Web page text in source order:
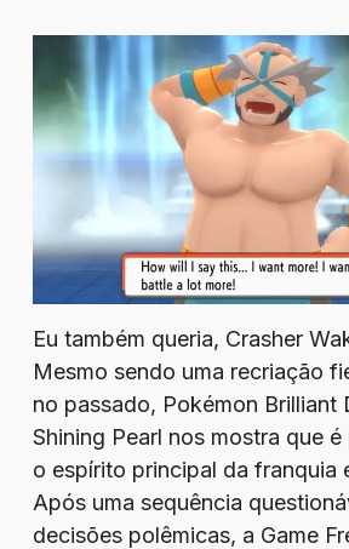
Eu também queria, Crasher
Mesmo sendo uma recriação
no passado, Pokémon Brilliant
Shining Pearl nos mostra que
o espírito principal da franquia
Após uma sequência
decisões polêmicas, a Game